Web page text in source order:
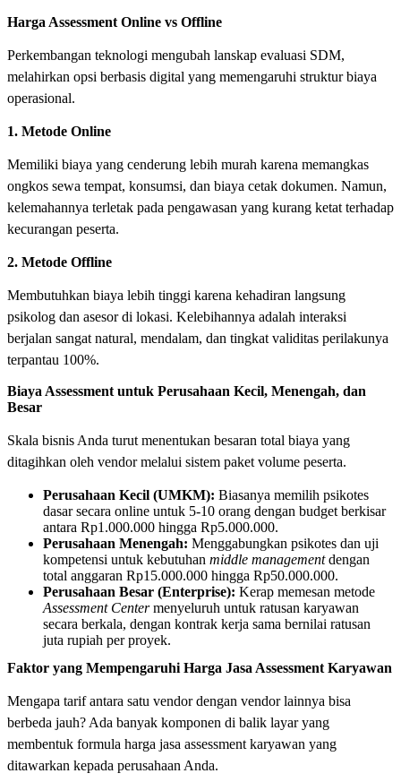
Harga Assessment Online vs Offline
Perkembangan teknologi mengubah lanskap evaluasi SDM,
melahirkan opsi berbasis digital yang memengaruhi struktur biaya
operasional.
1. Metode Online
Memiliki biaya yang cenderung lebih murah karena memangkas
ongkos sewa tempat, konsumsi, dan biaya cetak dokumen. Namun,
kelemahannya terletak pada pengawasan yang kurang ketat terhadap
kecurangan peserta.
2. Metode Offline
Membutuhkan biaya lebih tinggi karena kehadiran langsung
psikolog dan asesor di lokasi. Kelebihannya adalah interaksi
berjalan sangat natural, mendalam, dan tingkat validitas perilakunya
terpantau 100%.
Biaya Assessment untuk Perusahaan Kecil, Menengah, dan
Besar
Skala bisnis Anda turut menentukan besaran total biaya yang
ditagihkan oleh vendor melalui sistem paket volume peserta.
Perusahaan Kecil (UMKM): Biasanya memilih psikotes
dasar secara online untuk 5-10 orang dengan budget berkisar
antara Rp1.000.000 hingga Rp5.000.000.
Perusahaan Menengah: Menggabungkan psikotes dan uji
kompetensi untuk kebutuhan middle managementdengan
total anggaran Rp15.000.000 hingga Rp50.000.000.
Perusahaan Besar (Enterprise): Kerap memesan metode
Assessment Centermenyeluruh untuk ratusan karyawan
secara berkala, dengan kontrak kerja sama bernilai ratusan
juta rupiah per proyek.
Faktor yang Mempengaruhi Harga Jasa Assessment Karyawan
Mengapa tarif antara satu vendor dengan vendor lainnya bisa
berbeda jauh? Ada banyak komponen di balik layar yang
membentuk formula harga jasa assessment karyawan yang
ditawarkan kepada perusahaan Anda.